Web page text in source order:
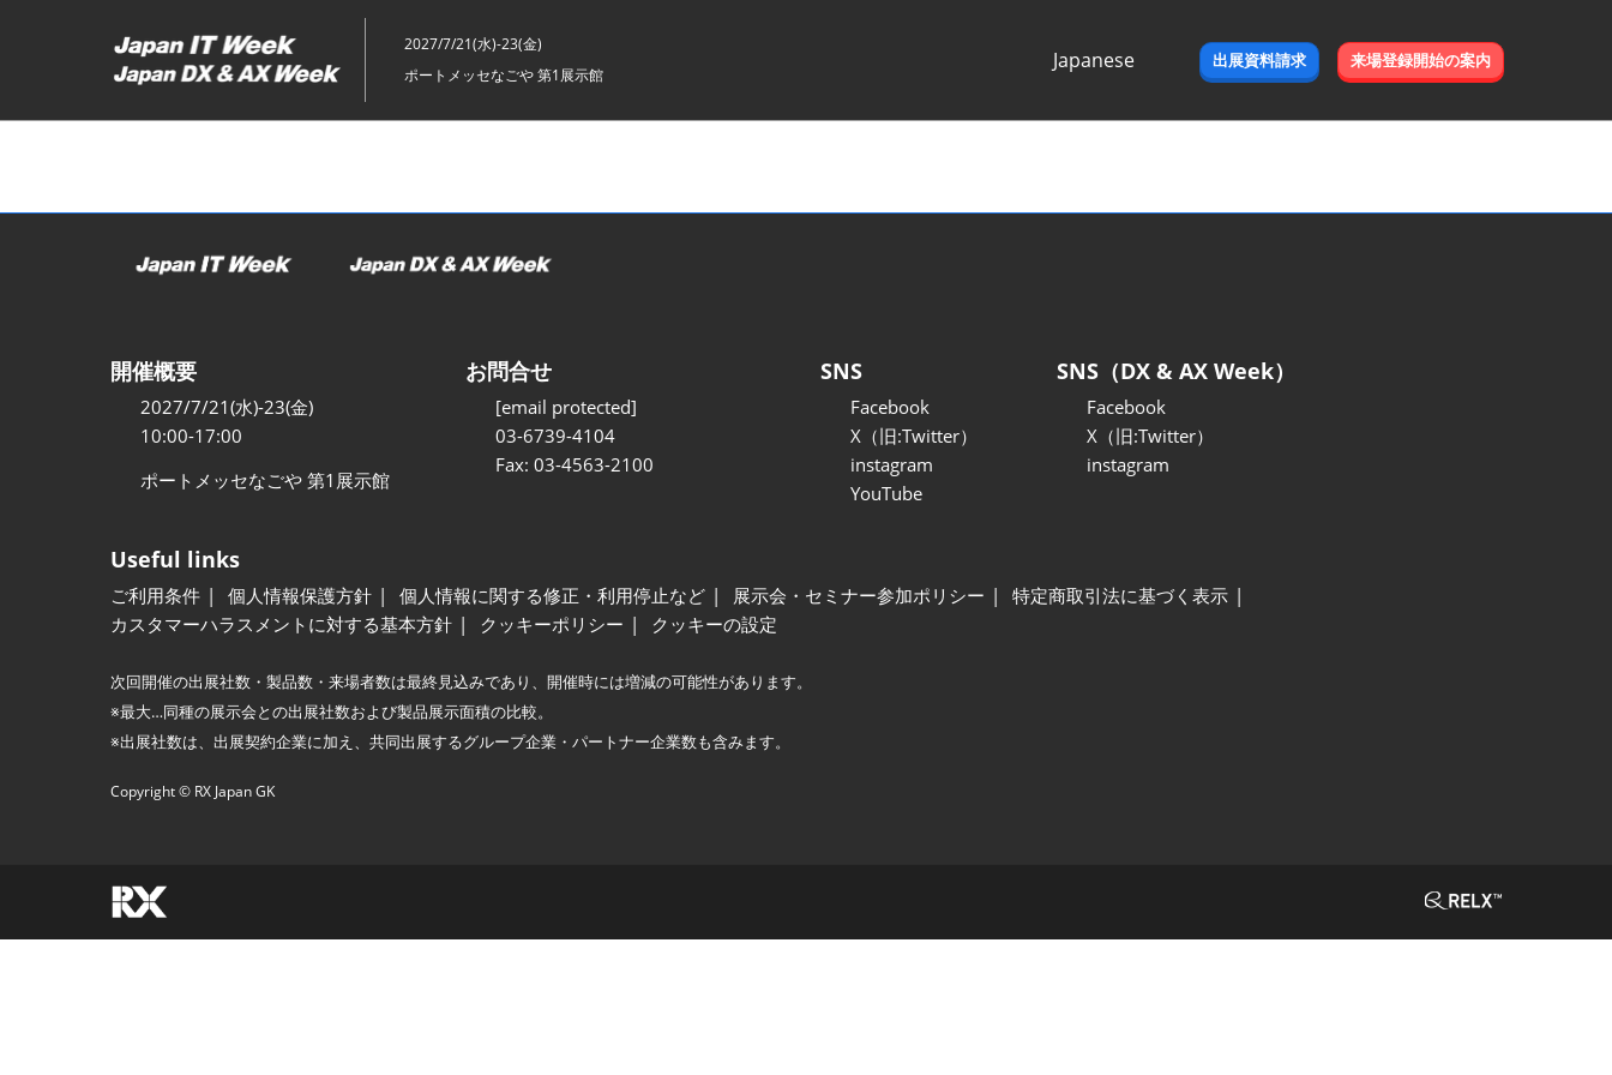
キ
ッ
2027/7/21(水)-23(金)
ポートメッセなごや 第1展示館
Japanese
出展資料請求 来場登録開始の案内
開催概要
2027/7/21(水)-23(金)
10:00-17:00
ポートメッセなごや 第1展示館
お問合せ
[email protected]
03-6739-4104
Fax: 03-4563-2100
SNS
Facebook
X（旧:Twitter）
instagram
YouTube
SNS（DX & AX Week）
Facebook
X（旧:Twitter）
instagram
Useful links
ご利用条件 個人情報保護方針 個人情報に関する修正・利用停止など 展示会・セミナー参加ポリシー
特定商取引法に基づく表示
カスタマーハラスメントに対する基本方針
クッキーポリシー クッキーの設定
次回開催の出展社数・製品数・来場者数は最終見込みであり、開催時には増減の可能性があります。
※最大…同種の展示会との出展社数および製品展示面積の比較。
※出展社数は、出展契約企業に加え、共同出展するグループ企業・パートナー企業数も含みます。
Copyright © RX Japan GK